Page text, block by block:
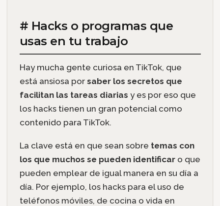
# Hacks o programas que
usas en tu trabajo
Hay mucha gente curiosa en TikTok, que
está ansiosa por saber los secretos que
facilitan las tareas diarias y es por eso que
los hacks tienen un gran potencial como
contenido para TikTok.
La clave está en que sean sobre temas con
los que muchos se pueden identificar o que
pueden emplear de igual manera en su día a
día. Por ejemplo, los hacks para el uso de
teléfonos móviles, de cocina o vida en